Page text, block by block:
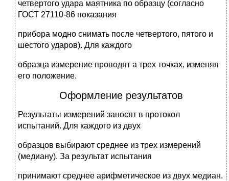
четвертого удара маятника по образцу (согласно
ГОСТ 27110-86 показания
прибора модно снимать после четвертого, пятого и
шестого ударов). Для каждого
образца измерение проводят а трех точках, изменяя
его положение.
Оформление результатов
Результаты измерений заносят в протокол
испытаний. Для каждого из двух
образцов выбирают среднее из трех измерений
(медиану). За результат испытания
принимают среднее арифметическое из двух медиан.